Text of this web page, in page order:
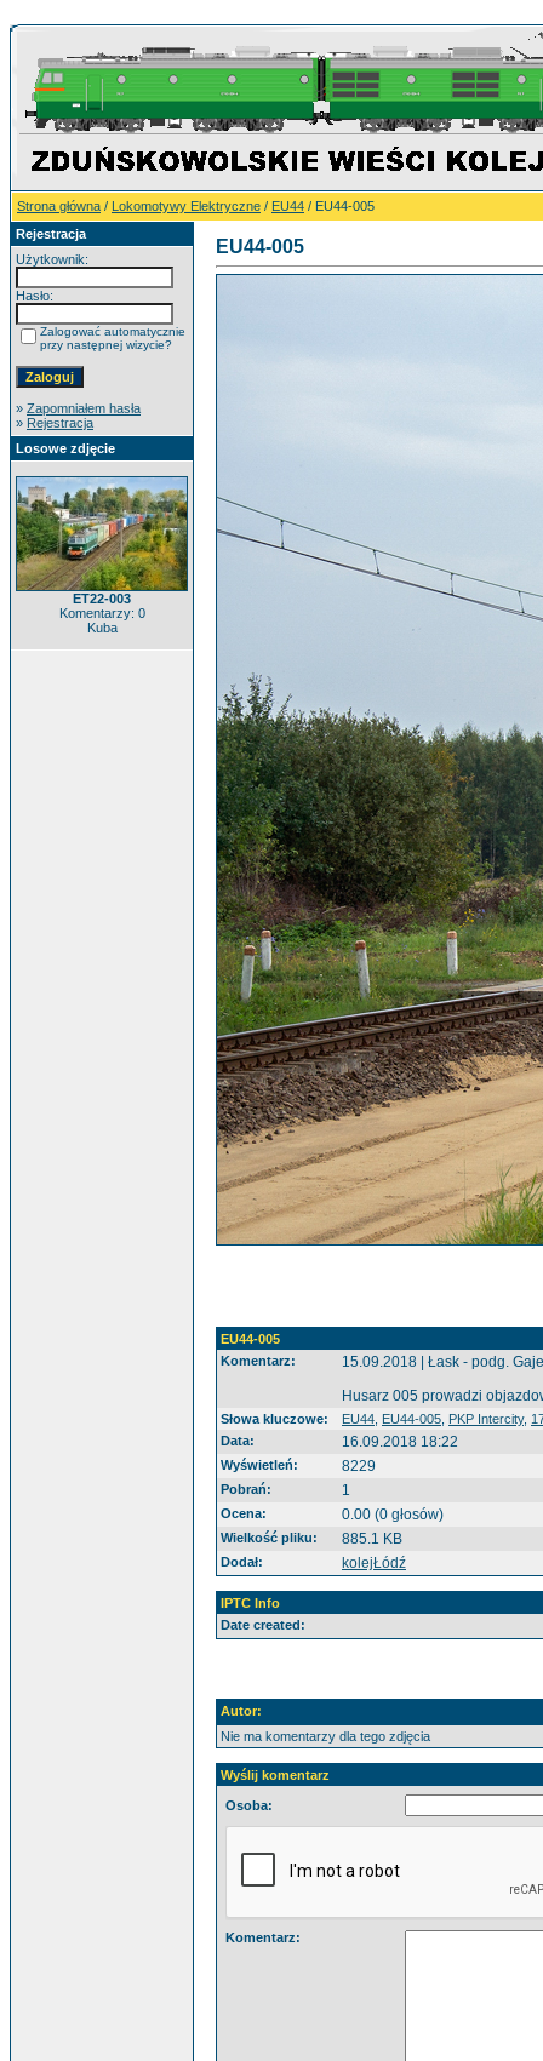
Strona główna / Lokomotywy Elektryczne / EU44 / EU44-005
Rejestracja
Użytkownik:
Hasło:
Zalogować automatycznie
przy następnej wizycie?
» Zapomniałem hasła
» Rejestracja
Losowe zdjęcie
ET22-003
Komentarzy: 0
Kuba
EU44-005
EU44-005
Komentarz:
15.09.2018 | Łask - podg.
Husarz 005 prowadzi
Słowa kluczowe: EU44 EU44-005 PKP Intercity,
Data:
16.09.2018 18:22
Wyświetleń: 8229
Pobrań: 1
Ocena: 0.00 (0 głosów)
Wielkość pliku: 885.1 KB
Dodał: kolejŁódź
IPTC Info
Date created:
Autor:
Nie ma komentarzy dla tego zdjęcia
Wyślij komentarz
Osoba:
Komentarz: